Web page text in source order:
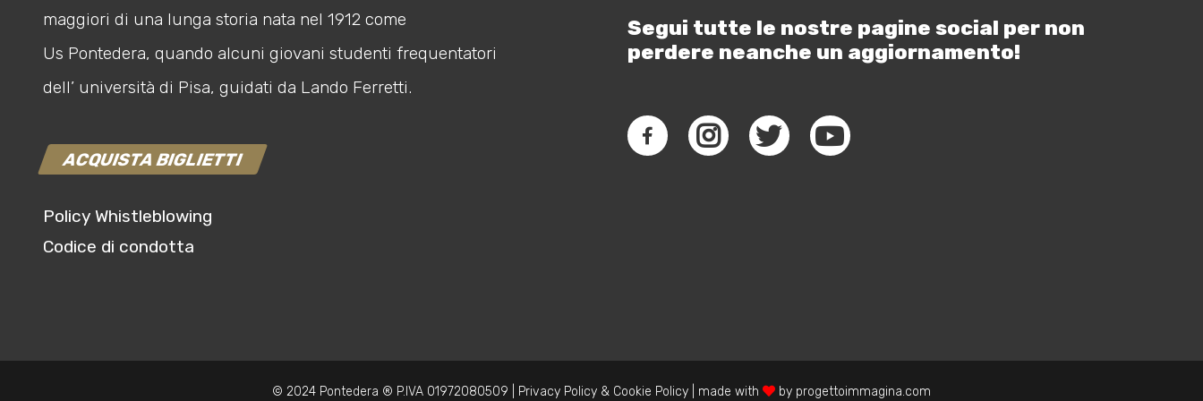
maggiori di una lunga storia nata nel 1912 come
Us Pontedera, quando alcuni giovani studenti frequentatori
dell’ università di Pisa, guidati da Lando Ferretti.
ACQUISTA BIGLIETTI
Policy Whistleblowing
Codice di condotta
Segui tutte le nostre pagine social per non
perdere neanche un aggiornamento!
© 2024 Pontedera ® P.IVA 01972080509 | Privacy Policy & Cookie Policy | made with by progettoimmagina.com